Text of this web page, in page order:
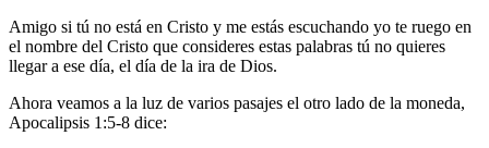
Amigo si tú no está en Cristo y me estás escuchando yo te ruego en
el nombre del Cristo que consideres estas palabras tú no quieres
llegar a ese día, el día de la ira de Dios.
Ahora veamos a la luz de varios pasajes el otro lado de la moneda,
Apocalipsis 1:5-8 dice: